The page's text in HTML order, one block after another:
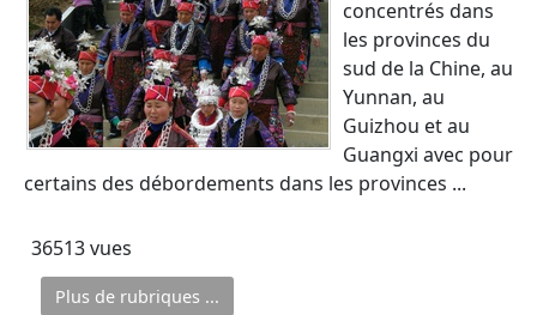
concentrés dans
les provinces du
sud de la Chine, au
Yunnan, au
Guizhou et au
Guangxi avec pour
certains des débordements dans les provinces ...
36513 vues
Plus de rubriques ...